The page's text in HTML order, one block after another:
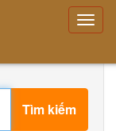
Tìm kiếm